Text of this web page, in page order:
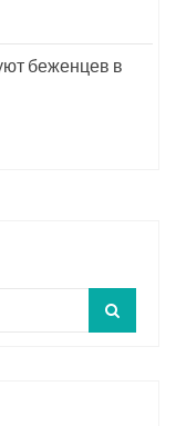
беженцев в